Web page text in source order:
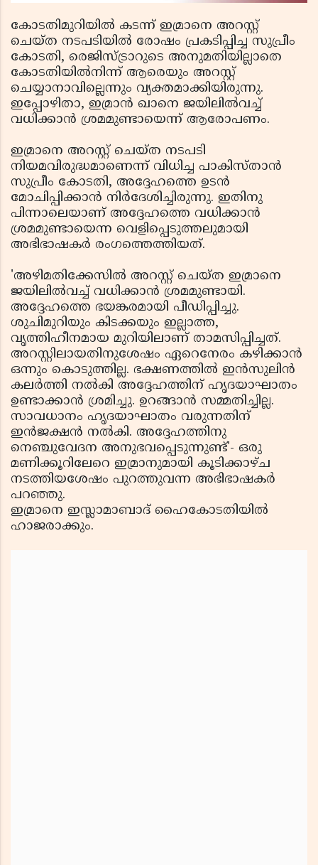
കോടതിമുറിയില്‍ കടന്ന് ഇമ്രാനെ അറസ്റ്റ്
ചെയ്ത നടപടിയില്‍ രോഷം പ്രകടിപ്പിച്ച സുപ്രീം
കോടതി, രെജിസ്ട്രാറുടെ അനുമതിയില്ലാതെ
കോടതിയില്‍നിന്ന് ആരെയും അറസ്റ്റ്
ചെയ്യാനാവില്ലെന്നും വ്യക്തമാക്കിയിരുന്നു.
ഇപ്പോഴിതാ, ഇമ്രാന്‍ ഖാനെ ജയിലില്‍വച്ച്
വധിക്കാന്‍ ശ്രമമുണ്ടായെന്ന് ആരോപണം.
ഇമ്രാനെ അറസ്റ്റ് ചെയ്ത നടപടി
നിയമവിരുദ്ധമാണെന്ന് വിധിച്ച പാകിസ്താന്‍
സുപ്രീം കോടതി, അദ്ദേഹത്തെ ഉടന്‍
മോചിപ്പിക്കാന്‍ നിര്‍ദേശിച്ചിരുന്നു. ഇതിനു
പിന്നാലെയാണ് അദ്ദേഹത്തെ വധിക്കാന്‍
ശ്രമമുണ്ടായെന്ന വെളിപ്പെടുത്തലുമായി
അഭിഭാഷകര്‍ രംഗത്തെത്തിയത്.
'അഴിമതിക്കേസില്‍ അറസ്റ്റ് ചെയ്ത ഇമ്രാനെ
ജയിലില്‍വച്ച് വധിക്കാന്‍ ശ്രമമുണ്ടായി.
അദ്ദേഹത്തെ ഭയങ്കരമായി പീഡിപ്പിച്ചു.
ശുചിമുറിയും കിടക്കയും ഇല്ലാത്ത,
വൃത്തിഹീനമായ മുറിയിലാണ് താമസിപ്പിച്ചത്.
അറസ്റ്റിലായതിനുശേഷം ഏറെനേരം കഴിക്കാന്‍
ഒന്നും കൊടുത്തില്ല. ഭക്ഷണത്തില്‍ ഇന്‍സുലിന്‍
കലര്‍ത്തി നല്‍കി അദ്ദേഹത്തിന് ഹൃദയാഘാതം
ഉണ്ടാക്കാന്‍ ശ്രമിച്ചു. ഉറങ്ങാന്‍ സമ്മതിച്ചില്ല.
സാവധാനം ഹൃദയാഘാതം വരുന്നതിന്
ഇന്‍ജക്ഷന്‍ നല്‍കി. അദ്ദേഹത്തിനു
നെഞ്ചുവേദന അനുഭവപ്പെടുന്നുണ്ട്'- ഒരു
മണിക്കൂറിലേറെ ഇമ്രാനുമായി കൂടിക്കാഴ്ച
നടത്തിയശേഷം പുറത്തുവന്ന അഭിഭാഷകര്‍
പറഞ്ഞു.
ഇമ്രാനെ ഇസ്ലാമാബാദ് ഹൈകോടതിയില്‍
ഹാജരാക്കും.